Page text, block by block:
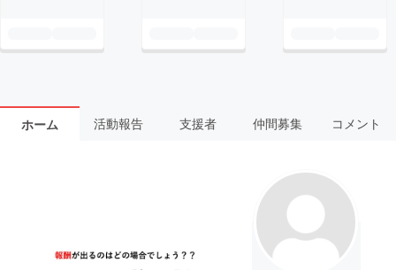
ホーム 活動報告 支援者 仲間募集 コメント